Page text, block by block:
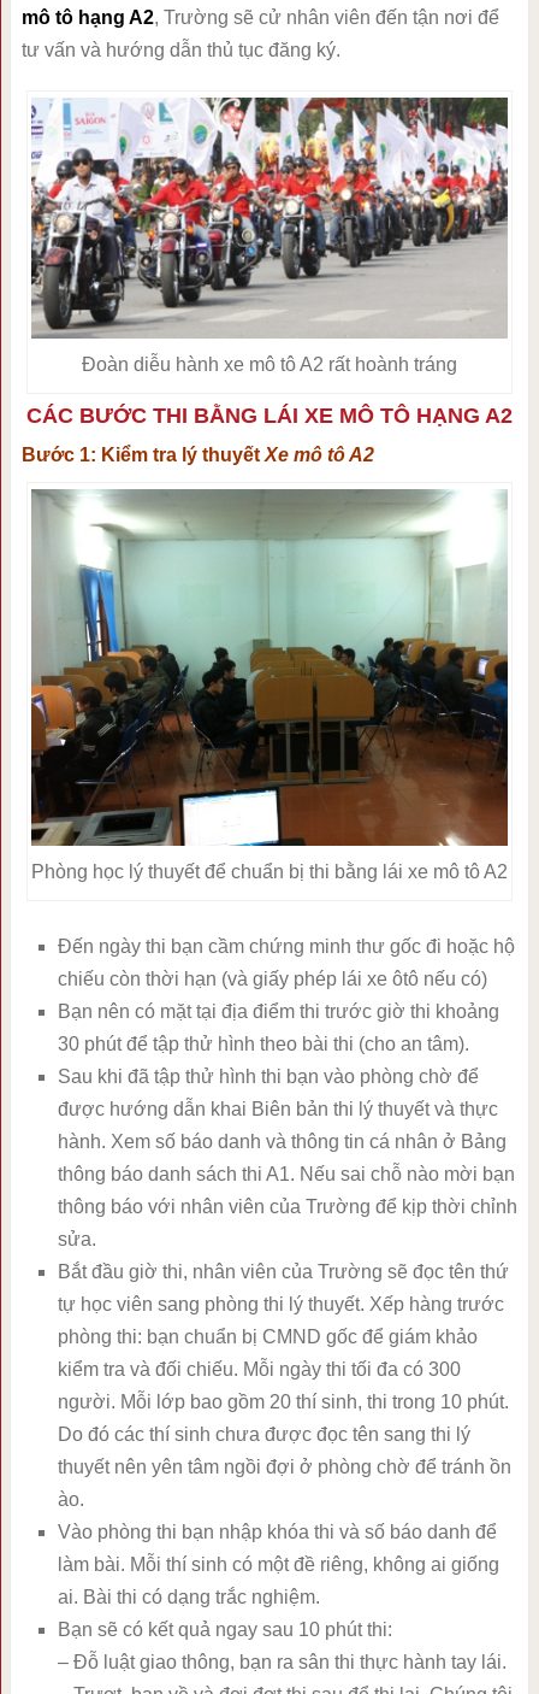
mô tô hạng A2, Trường sẽ cử nhân viên đến tận nơi để
tư vấn và hướng dẫn thủ tục đăng ký.
Đoàn diễu hành xe mô tô A2 rất hoành tráng
CÁC BƯỚC THI BẰNG LÁI XE MÔ TÔ HẠNG A2
Bước 1: Kiểm tra lý thuyếtXe mô tô A2
Phòng học lý thuyết để chuẩn bị thi bằng lái xe mô tô A2
Đến ngày thi bạn cầm chứng minh thư gốc đi hoặc hộ
chiếu còn thời hạn (và giấy phép lái xe ôtô nếu có)
Bạn nên có mặt tại địa điểm thi trước giờ thi khoảng
30 phút để tập thử hình theo bài thi (cho an tâm).
Sau khi đã tập thử hình thi bạn vào phòng chờ để
được hướng dẫn khai Biên bản thi lý thuyết và thực
hành. Xem số báo danh và thông tin cá nhân ở Bảng
thông báo danh sách thi A1. Nếu sai chỗ nào mời bạn
thông báo với nhân viên của Trường để kịp thời chỉnh
sửa.
Bắt đầu giờ thi, nhân viên của Trường sẽ đọc tên thứ
tự học viên sang phòng thi lý thuyết. Xếp hàng trước
phòng thi: bạn chuẩn bị CMND gốc để giám khảo
kiểm tra và đối chiếu. Mỗi ngày thi tối đa có 300
người. Mỗi lớp bao gồm 20 thí sinh, thi trong 10 phút.
Do đó các thí sinh chưa được đọc tên sang thi lý
thuyết nên yên tâm ngồi đợi ở phòng chờ để tránh ồn
ào.
Vào phòng thi bạn nhập khóa thi và số báo danh để
làm bài. Mỗi thí sinh có một đề riêng, không ai giống
ai. Bài thi có dạng trắc nghiệm.
Bạn sẽ có kết quả ngay sau 10 phút thi:
– Đỗ luật giao thông, bạn ra sân thi thực hành tay lái.